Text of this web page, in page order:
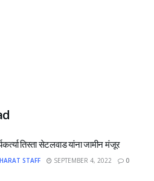
तिस्ता सेटलवाड यांना जामीन मंजूर
STAFF SEPTEMBER 4, 2022 0